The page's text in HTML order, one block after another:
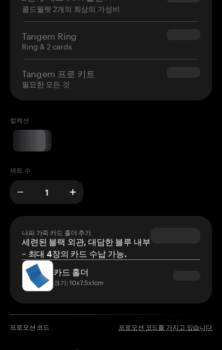
콜드월렛 2개의 최상의 가성비
Tangem Ring
Ring & 2 cards
$160.00
Tangem 프로 키트
필요한 모든 것
$180.00
컬렉션
세트 수
나파 가죽 카드 홀더 추가
세련된 블랙 외관, 대담한 블루 내부
– 최대 4장의 카드 수납 가능.
카드 홀더
크기: 10x7.5x1cm
프로모션 코드 프로모션 코드를 가지고 있습니다